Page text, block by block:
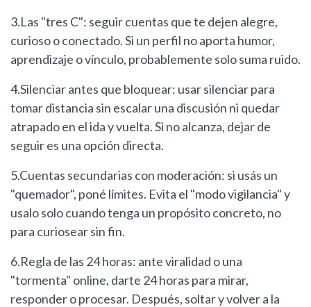
3.Las "tres C": seguir cuentas que te dejen alegre,
curioso o conectado. Si un perfil no aporta humor,
aprendizaje o vínculo, probablemente solo suma ruido.
4.Silenciar antes que bloquear: usar silenciar para
tomar distancia sin escalar una discusión ni quedar
atrapado en el ida y vuelta. Si no alcanza, dejar de
seguir es una opción directa.
5.Cuentas secundarias con moderación: si usás un
"quemador", poné límites. Evita el "modo vigilancia" y
usalo solo cuando tenga un propósito concreto, no
para curiosear sin fin.
6.Regla de las 24 horas: ante viralidad o una
"tormenta" online, darte 24 horas para mirar,
responder o procesar. Después, soltar y volver a la